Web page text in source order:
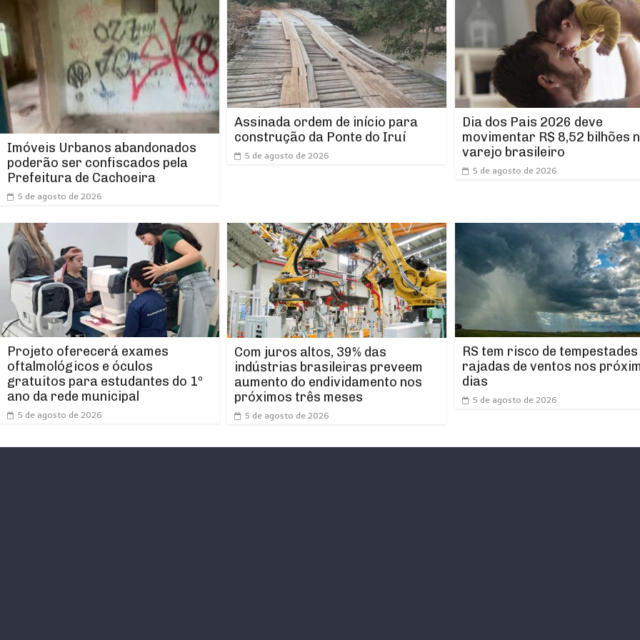
Imóveis Urbanos abandonados
poderão ser confiscados pela
Prefeitura de Cachoeira
5 de agosto de 2026
Assinada ordem de início para
construção da Ponte do Iruí
5 de agosto de 2026
Dia dos Pais 2026 deve
movimentar R$ 8,52 bilhões
varejo brasileiro
5 de agosto de 2026
Projeto oferecerá exames
oftalmológicos e óculos
gratuitos para estudantes do 1º
ano da rede municipal
5 de agosto de 2026
Com juros altos, 39% das
indústrias brasileiras preveem
aumento do endividamento nos
próximos três meses
5 de agosto de 2026
RS tem risco de
rajadas de ventos nos
dias
5 de agosto de 2026